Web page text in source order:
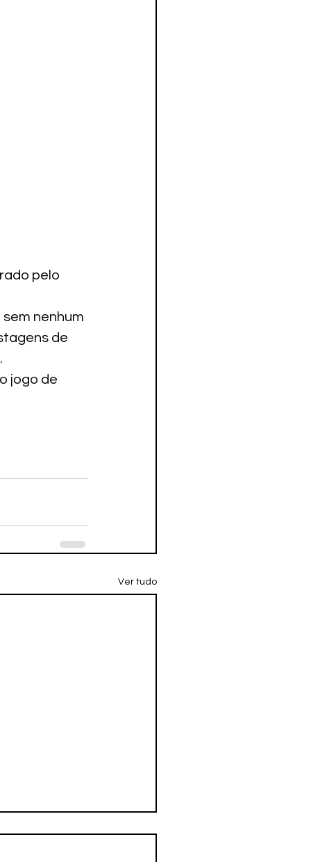
pelo
nenhum
de
jogo de
Ver tudo